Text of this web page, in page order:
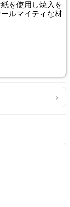
を使用し焼入を
ルマイティな材